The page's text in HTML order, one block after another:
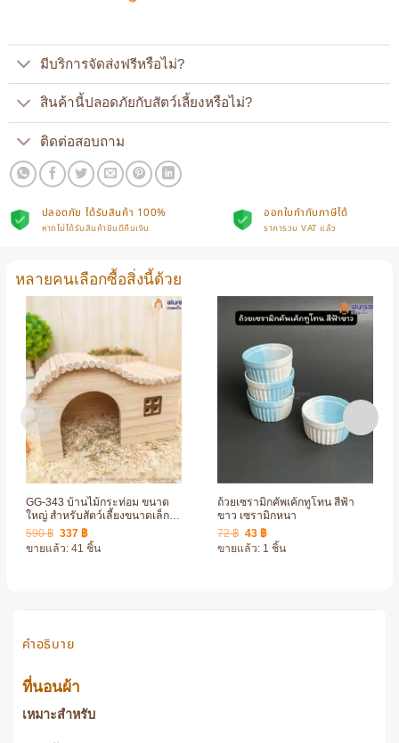
มีบริการจัดส่งฟรีหรือไม่?
สินค้านี้ปลอดภัยกับสัตว์เลี้ยงหรือไม่?
ติดต่อสอบถาม
ปลอดภัย ได้รับสินค้า 100%
หากไม่ได้รับสินค้ายินดีคืนเงิน
ออกใบกำกับภาษีได้
ราคารวม VAT แล้ว
หลายคนเลือกซื้อสิ่งนี้ด้วย
GG-343 บ้านไม้กระท่อม ขนาด
ใหญ่ สำหรับสัตว์เลี้ยงขนาดเล็ก –
ขนาดกลาง ตกแต่งกรง สวยงาม
590฿ Original
price
was:
337 ฿Current
price
is:
ขายแล้ว: 41 ชิ้น
ถ้วยเซรามิกคัพเค้กทูโทน สีฟ้า
ขาว เซรามิกหนา
72฿ Original
price
was:
43 ฿Current
price
is:
ขายแล้ว: 1 ชิ้น
คำอธิบาย
ที่นอนผ้า
เหมาะสำหรับ